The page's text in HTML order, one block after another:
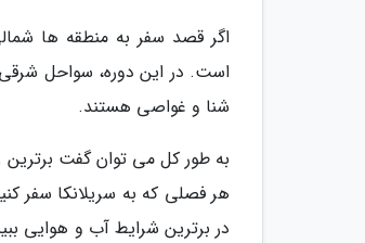
اگر قصد سفر به منطقه ها
است. در این دوره، سواحل شرقی
شنا و غواصی هستند.
به طور کل می توان گفت برترین
هر فصلی که به سریلانکا سفر
در برترین شرایط آب و هوایی